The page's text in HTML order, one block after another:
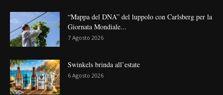
“Mappa del DNA” del luppolo con Carlsberg per la
Giornata Mondiale...
7 Agosto 2026
Swinkels brinda all’estate
6 Agosto 2026